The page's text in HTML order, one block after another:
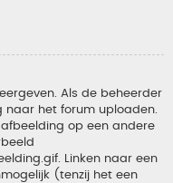
Als de beheerder
naar het forum uploaden.
op een andere
Linken naar een
(tenzij het een